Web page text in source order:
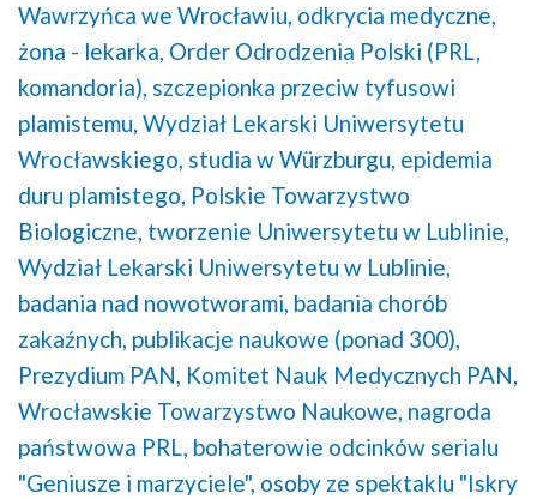
Wawrzyńca we Wrocławiu, odkrycia medyczne,
żona - lekarka, Order Odrodzenia Polski (PRL,
komandoria), szczepionka przeciw tyfusowi
plamistemu, Wydział Lekarski Uniwersytetu
Wrocławskiego, studia w Würzburgu, epidemia
duru plamistego, Polskie Towarzystwo
Biologiczne, tworzenie Uniwersytetu w Lublinie,
Wydział Lekarski Uniwersytetu w Lublinie,
badania nad nowotworami, badania chorób
zakaźnych, publikacje naukowe (ponad 300),
Prezydium PAN, Komitet Nauk Medycznych PAN,
Wrocławskie Towarzystwo Naukowe, nagroda
państwowa PRL, bohaterowie odcinków serialu
"Geniusze i marzyciele", osoby ze spektaklu "Iskry